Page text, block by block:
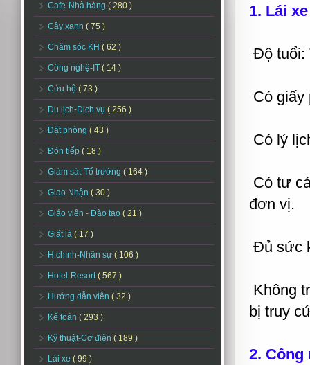
Cafe-Nhà hàng ( 280 )
Cây xanh ( 75 )
Chăm sóc KH ( 62 )
Công nghệ-IT ( 14 )
Cứu hộ ( 73 )
Du lịch-Dịch vụ ( 256 )
Đặt phòng ( 43 )
Đón tiếp ( 18 )
Giám sát-Tổ trưởng ( 164 )
Giao Nhận ( 30 )
Giáo viên - Đào tạo ( 21 )
Giặt là ( 17 )
H.chính-Nhân sự ( 106 )
Hotel-Resort( 567 )
Hướng dẫn viên ( 32 )
Kế toán ( 293 )
Kỹ thuật-Cơ điện ( 189 )
Lái xe ( 99 )
1. Lái xe
Độ tuổi:
Có giấy
Có lý
Có tư
đơn vị.
Đủ sức
Không
bị truy
2. Công